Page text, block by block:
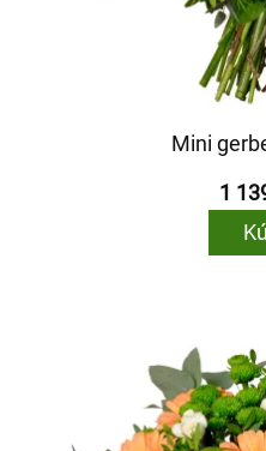
Mini
1